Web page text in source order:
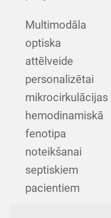
Multimodāla
optiska
attēlveide
personalizētai
mikrocirkulācijas
hemodinamiskā
fenotipa
noteikšanai
septiskiem
pacientiem